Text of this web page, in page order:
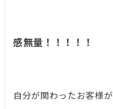
感無量！！！！！
自分が関わったお客様が